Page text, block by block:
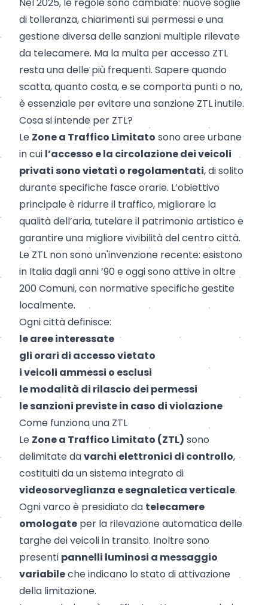
di tolleranza, chiarimenti sui permessi e una
gestione diversa delle sanzioni multiple rilevate
da telecamere. Ma la multa per accesso ZTL
resta una delle più frequenti. Sapere quando
scatta, quanto costa, e se comporta punti o no,
è essenziale per evitare una sanzione ZTL inutile.
Cosa si intende per ZTL?
Le Zone a Traffico Limitato sono aree urbane
in cui l’accesso e la circolazione dei veicoli
privati sono vietati o regolamentati, di solito
durante specifiche fasce orarie. L’obiettivo
principale è ridurre il traffico, migliorare la
qualità dell’aria, tutelare il patrimonio artistico e
garantire una migliore vivibilità del centro città.
Le ZTL non sono un'invenzione recente: esistono
in Italia dagli anni ’90 e oggi sono attive in oltre
200 Comuni, con normative specifiche gestite
localmente.
Ogni città definisce:
le aree interessate
gli orari di accesso vietato
i veicoli ammessi o esclusi
le modalità di rilascio dei permessi
le sanzioni previste in caso di violazione
Come funziona una ZTL
Le Zone a Traffico Limitato (ZTL) sono
delimitate davarchi elettronici di controllo,
costituiti da un sistema integrato di
videosorveglianza e segnaletica verticale.
Ogni varco è presidiato da telecamere
omologate per la rilevazione automatica delle
targhe dei veicoli in transito. Inoltre sono
presenti pannelli luminosi a messaggio
variabileche indicano lo stato di attivazione
della limitazione.